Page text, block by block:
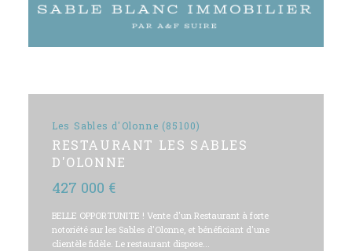
Les Sables d'Olonne (85100)
RESTAURANT LES SABLES
D'OLONNE
427 000 €
BELLE OPPORTUNITE ! Vente d'un Restaurant à forte
notoriété sur les Sables d'Olonne, et bénéficiant d'une
clientèle fidèle. Le restaurant dispose...